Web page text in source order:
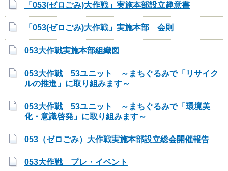
「053(ゼロごみ)大作戦」実施本部設立趣意書
「053(ゼロごみ)大作戦」実施本部 会則
053大作戦実施本部組織図
053大作戦 53ユニット ～まちぐるみで「リサイク
ルの推進」に取り組みます～
053大作戦 53ユニット ～まちぐるみで「環境美
化・意識啓発」に取り組みます～
053（ゼロごみ）大作戦実施本部設立総会開催報告
053大作戦 プレ・イベント